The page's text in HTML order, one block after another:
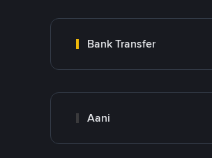
Bank Transfer
Aani